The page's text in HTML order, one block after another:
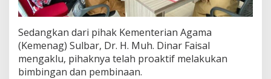
Sedangkan dari pihak Kementerian Agama
(Kemenag) Sulbar, Dr. H. Muh. Dinar Faisal
mengaklu, pihaknya telah proaktif melakukan
bimbingan dan pembinaan.